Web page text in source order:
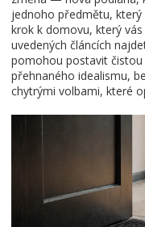
jednoho předmětu, který
krok k domovu, který
uvedených článcích
pomohou postavit
přehnaného idealismu,
chytrými volbami, které